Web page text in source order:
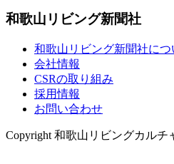
和歌山リビング新聞社
和歌山リビング新聞社につ
会社情報
CSRの取り組み
採用情報
お問い合わせ
Copyright 和歌山リビングカルチ